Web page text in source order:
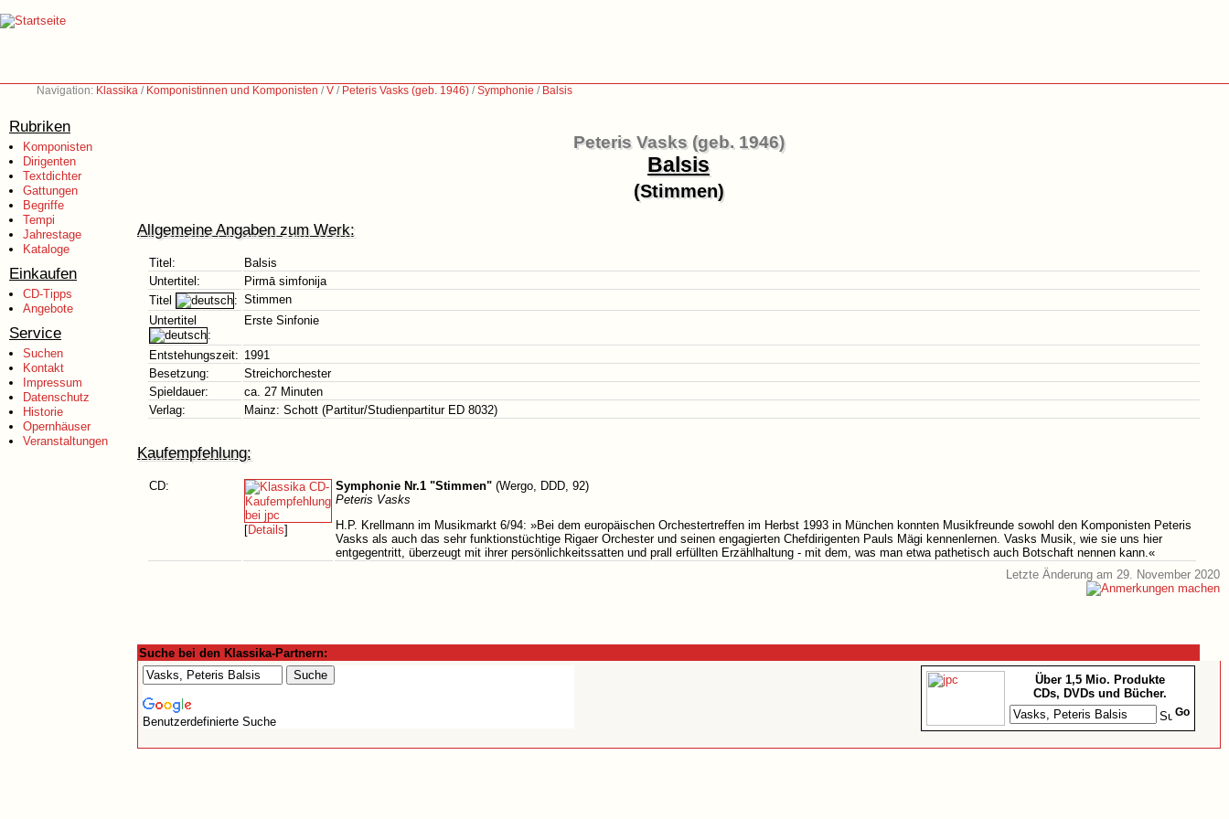
Navigation: Klassika / Komponistinnen und Komponisten /V / Peteris Vasks (geb. 1946) /Symphonie / Balsis
Rubriken
Komponisten
Dirigenten
Textdichter
Gattungen
Begriffe
Tempi
Jahrestage
Kataloge
Einkaufen
CD-Tipps
Angebote
Service
Suchen
Kontakt
Impressum
Datenschutz
Historie
Opernhäuser
Veranstaltungen
Peteris Vasks (geb. 1946)
Balsis
(Stimmen)
Allgemeine Angaben zum Werk:
Titel:
Balsis
Untertitel:
Pirmā simfonija
Titel
: Stimmen
Untertitel
:
Erste Sinfonie
Entstehungszeit: 1991
Besetzung:
Streichorchester
Spieldauer:
ca. 27 Minuten
Verlag:
Mainz: Schott (Partitur/Studienpartitur ED 8032)
Kaufempfehlung:
CD:
[Details]
Symphonie Nr.1 "Stimmen" (Wergo, DDD, 92)
Peteris Vasks
H.P. Krellmann im Musikmarkt 6/94: »Bei dem europäischen Orchestertreffen im Herbst 1993 in München konnten Musikfreunde sowohl den Komponisten Peteris
Vasks als auch das sehr funktionstüchtige Rigaer Orchester und seinen engagierten Chefdirigenten Pauls Mägi kennenlernen. Vasks Musik, wie sie uns hier
entgegentritt, überzeugt mit ihrer persönlichkeitssatten und prall erfüllten Erzählhaltung - mit dem, was man etwa pathetisch auch Botschaft nennen kann.«
Letzte Änderung am 29. November 2020
Suche bei den Klassika-Partnern:
Benutzerdefinierte Suche
Über 1,5 Mio. Produkte
CDs, DVDs und Bücher.
Go